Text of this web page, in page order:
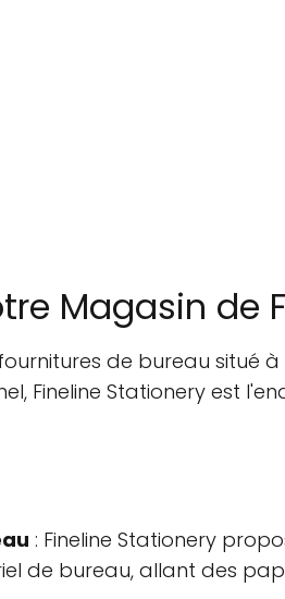
Magasin de
de bureau situé
Fineline Stationery est
: Fineline Stationery
de bureau, allant des